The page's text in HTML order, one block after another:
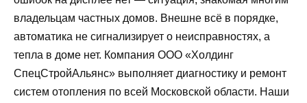
владельцам частных домов. Внешне всё в порядке,
автоматика не сигнализирует о неисправностях, а
тепла в доме нет. Компания ООО «Холдинг
СпецСтройАльянс» выполняет диагностику и ремонт
систем отопления по всей Московской области. Наши